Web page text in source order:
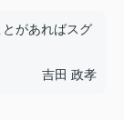
があればスグ
吉田 政孝